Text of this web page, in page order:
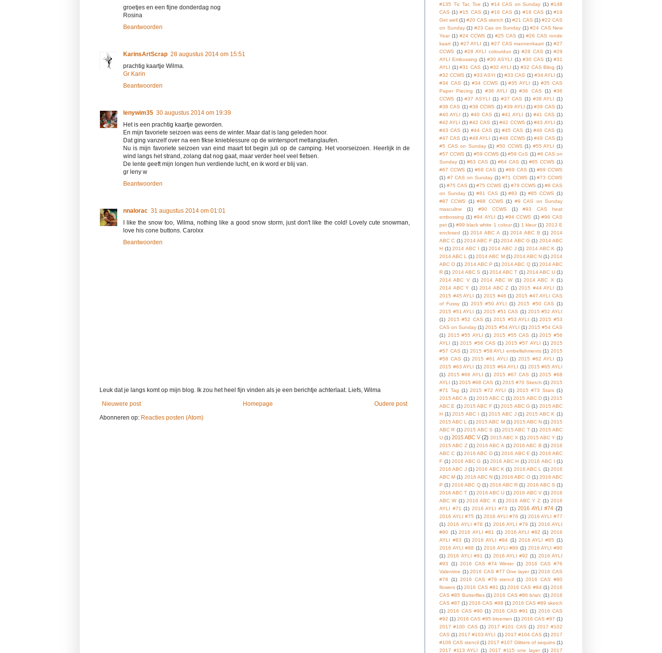
groetjes en een fijne donderdag nog
Rosina
Beantwoorden
KarinsArtScrap 28 augustus 2014 om 15:51
prachtig kaartje Wilma.
Gr Karin
Beantwoorden
lenywim35 30 augustus 2014 om 19:39
Het is een prachtig kaartje geworden.
En mijn favoriete seizoen was eens de winter. Maar dat is lang geleden hoor.
Dat ging vanzelf over na een fikse knieblessure op de wintersport metlanglaufen.
Nu is mijn favoriete seizoen van eind maart tot begin juli op de camping. Het voorseizoen. Heerlijk in de
wind langs het strand, zolang dat nog gaat, maar verder heel veel fietsen.
De lente geeft mijn longen hun verdiende lucht, en ik word er blij van.
gr leny w
Beantwoorden
nnalorac 31 augustus 2014 om 01:01
I like the snow too, Wilma, nothing like a good snow storm, just don't like the cold! Lovely cute snowman,
love his cone buttons. Carolxx
Beantwoorden
Leuk dat je langs komt op mijn blog. Ik zou het heel fijn vinden als je een berichtje achterlaat. Liefs, Wilma
Nieuwere post
Oudere post
Homepage
Abonneren op: Reacties posten (Atom)
#135 Tic Tac Toe (1) #14 CAS on Sunday (1) #148
CAS (1) #15 CAS (1) #16 CAS (1) #18 CAS (1) #19
Get well (1) #20 CAS sketch (1) #21 CAS (1) #22 CAS
on Sunday (1) #23 Cas on Sunday (1) #24 CAS New
Year (1) #24 CCWS (1) #25 CAS (1) #26 CAS ronde
kaart (1) #27 AYLI (1) #27 CAS mannenkaart (1) #27
CCWS (1) #28 AYLI colourduo (1) #28 CAS (1) #29
AYLI Embossing (1) #30 ASYLI (1) #30 CAS (1) #31
AYLI (1) #31 CAS (1) #32 AYLI (1) #32 CAS Bling (1)
#32 CCWS (1) #33 ASYI (1) #33 CAS (1) #34 AYLI (1)
#34 CAS (1) #34 CCWS (1) #35 AYLI (1) #35 CAS
Paper Piecing
(1) #36 AYLI (1) #36 CAS (1) #36
CCWS (1) #37 ASYLI (1) #37 CAS (1) #38 AYLI (1)
#38 CAS (1) #38 CCWS (1) #39 AYLI (1) #39 CAS (1)
#40 AYLI (1) #40 CAS (1) #41 AYLI (1) #41 CAS (1)
#42 AYLI (1) #42 CAS (1) #42 CCWS (1) #43 AYLI (1)
#43 CAS (1) #44 CAS (1) #45 CAS (1) #46 CAS (1)
#47 CAS (1) #48 AYLI (1) #48 CCWS (1) #49 CAS (1)
#5 CAS on Sunday (1) #50 CCWS (1) #55 AYLI (1)
#57 CCWS (1) #59 CCWS (1) #59 CoS (1) #6 CAS on
Sunday (1) #63 CAS (1) #64 CAS (1) #65 CCWS (1)
#67 CCWS (1) #68 CAS (1) #69 CAS (1) #69 CCWS
(1) #7 CAS on Sunday (1) #71 CCWS (1) #73 CCWS
(1) #75 CAS (1) #75 CCWS (1) #79 CCWS (1) #8 CAS
on Sunday (1) #81 CAS (1) #83 (1) #85 CCWS (1)
#87 CCWS
(1) #88 CCWS (1) #9 CAS on Sunday
masculine
(1) #90 CCWS (1)
#93 CAS heat
embossing (1) #94 AYLI (1) #94 CCWS (1) #96 CAS
pet (1) #99 black white 1 colour (1) 1 kleur (1) 2013 E
enclosed (1) 2014 ABC A (1) 2014 ABC B (1) 2014
ABC C (1) 2014 ABC F (1) 2014 ABC G (1) 2014 ABC
H (1) 2014 ABC I (1) 2014 ABC J (1) 2014 ABC K (1)
2014 ABC L
(1) 2014 ABC M (1) 2014 ABC N (1) 2014
ABC O (1) 2014 ABC P (1) 2014 ABC Q (1) 2014 ABC
R (1) 2014 ABC S (1) 2014 ABC T (1) 2014 ABC U (1)
2014 ABC V (1) 2014 ABC W (1) 2014 ABC X (1)
2014 ABC Y (1) 2014 ABC Z (1) 2015 #44 AYLI (1)
2015 #45 AYLI (1) 2015 #46 (1) 2015 #47 AYLI CAS
of Fussy (1) 2015 #50 AYLI (1) 2015 #50 CAS (1)
2015 #51 AYLI (1) 2015 #51 CAS (1) 2015 #52 AYLI
(1) 2015 #52 CAS (1) 2015 #53 AYLI (1) 2015 #53
CAS on Sunday (1) 2015 #54 AYLI (1) 2015 #54 CAS
(1) 2015 #55 AYLI (1) 2015 #55 CAS (1) 2015 #56
AYLI (1) 2015 #56 CAS (1) 2015 #57 AYLI (1) 2015
#57 CAS (1) 2015 #58 AYLI embellishments (1) 2015
#58 CAS (1) 2015 #61 AYLI (1) 2015 #62 AYLI (1)
2015 #63 AYLI (1) 2015 #64 AYLI (1) 2015 #65 AYLI
(1) 2015 #66 AYLI (1) 2015 #67 CAS (1) 2015 #68
AYLI (1) 2015 #68 CAS (1) 2015 #70 Sketch (1) 2015
#71 Tag (1) 2015 #72 AYLI (1) 2015 #73 Stars (1)
2015 ABC A (1) 2015 ABC C (1) 2015 ABC D (1) 2015
ABC E (1) 2015 ABC F (1) 2015 ABC G (1) 2015 ABC
H (1) 2015 ABC I (1) 2015 ABC J (1) 2015 ABC K (1)
2015 ABC L
(1) 2015 ABC M (1) 2015 ABC N (1) 2015
ABC R (1) 2015 ABC S (1) 2015 ABC T (1) 2015 ABC
U (1) 2015 ABC V (2) 2015 ABC X (1) 2015 ABC Y (1)
2015 ABC Z (1) 2016 ABC A (1) 2016 ABC B (1) 2016
ABC C (1) 2016 ABC D (1) 2016 ABC E (1) 2016 ABC
F (1) 2016 ABC G (1) 2016 ABC H (1) 2016 ABC I (1)
2016 ABC J (1) 2016 ABC K (1) 2016 ABC L (1) 2016
ABC M (1) 2016 ABC N (1) 2016 ABC O (1) 2016 ABC
P (1) 2016 ABC Q (1) 2016 ABC R (1) 2016 ABC S (1)
2016 ABC T (1) 2016 ABC U (1) 2016 ABC V (1) 2016
ABC W (1) 2016 ABC X (1) 2016 ABC Y Z (1) 2016
AYLI #71 (1) 2016 AYLI #73 (1) 2016 AYLI #74 (2)
2016 AYLI #75 (1) 2016 AYLI #76 (1) 2016 AYLI #77
(1) 2016 AYLI #78 (1) 2016 AYLI #79 (1) 2016 AYLI
#80 (1) 2016 AYLI #81 (1) 2016 AYLI #82 (1) 2016
AYLI #83 (1) 2016 AYLI #84 (1) 2016 AYLI #85 (1)
2016 AYLI #88 (1) 2016 AYLI #89 (1) 2016 AYLI #90
(1) 2016 AYLI #91 (1) 2016 AYLI #92 (1) 2016 AYLI
#93
(1) 2016 CAS #74 Winter (1) 2016 CAS #76
Valentine (1) 2016 CAS #77 One layer (1) 2016 CAS
#78
(1) 2016 CAS #79 stencil (1) 2016 CAS #80
flowers (1) 2016 CAS #81 (1) 2016 CAS #84 (1) 2016
CAS #85 Butterflies (1) 2016 CAS #86 b/w/c (1) 2016
CAS #87 (1) 2016 CAS #88 (1) 2016 CAS #89 sketch
(1) 2016 CAS #90 (1) 2016 CAS #91 (1) 2016 CAS
#92 (1) 2016 CAS #95 bloemen (1) 2016 CAS #97 (1)
2017 #100 CAS (1) 2017 #101 CAS (1) 2017 #102
CAS (1) 2017 #103 AYLI (1) 2017 #104 CAS (1) 2017
#106 CAS stencil (1) 2017 #107 Glitters of sequins (1)
2017 #113 AYLI
(1) 2017 #115 one layer (1) 2017